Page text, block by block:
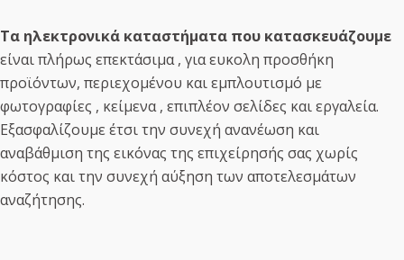
Τα ηλεκτρονικά καταστήματα που κατασκευάζουμε
είναι πλήρως επεκτάσιμα , για ευκολη προσθήκη
προϊόντων, περιεχομένου και εμπλουτισμό με
φωτογραφίες , κείμενα , επιπλέον σελίδες και εργαλεία.
Εξασφαλίζουμε έτσι την συνεχή ανανέωση και
αναβάθμιση της εικόνας της επιχείρησής σας χωρίς
κόστος και την συνεχή αύξηση των αποτελεσμάτων
αναζήτησης.